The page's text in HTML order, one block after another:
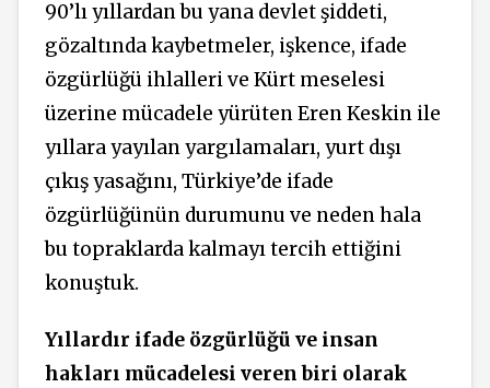
90’lı yıllardan bu yana devlet şiddeti,
gözaltında kaybetmeler, işkence, ifade
özgürlüğü ihlalleri ve Kürt meselesi
üzerine mücadele yürüten Eren Keskin ile
yıllara yayılan yargılamaları, yurt dışı
çıkış yasağını, Türkiye’de ifade
özgürlüğünün durumunu ve neden hala
bu topraklarda kalmayı tercih ettiğini
konuştuk.
Yıllardır ifade özgürlüğü ve insan
hakları mücadelesi veren biri olarak